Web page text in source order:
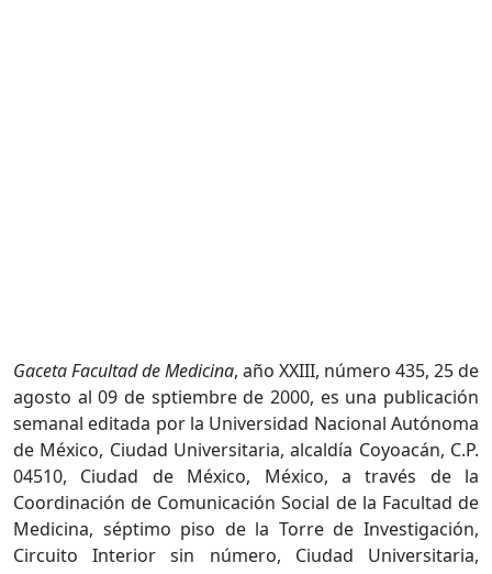
Gaceta Facultad de Medicina, año XXIII, número 435, 25 de
agosto al 09 de sptiembre de 2000, es una publicación
semanal editada por la Universidad Nacional Autónoma
de México, Ciudad Universitaria, alcaldía Coyoacán, C.P.
04510, Ciudad de México, México, a través de la
Coordinación de Comunicación Social de la Facultad de
Medicina, séptimo piso de la Torre de Investigación,
Circuito Interior sin número, Ciudad Universitaria,